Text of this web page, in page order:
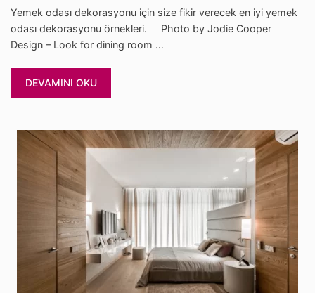
Yemek odası dekorasyonu için size fikir verecek en iyi yemek
odası dekorasyonu örnekleri. Photo by Jodie Cooper
Design – Look for dining room …
DEVAMINI OKU